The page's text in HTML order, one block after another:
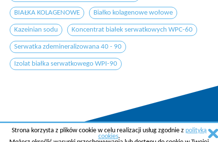
BIAŁKA KOLAGENOWE Białko kolagenowe wołowe
Kazeinian sodu Koncentrat białek serwatkowych WPC-60
Serwatka zdemineralizowana 40 - 90
Izolat białka serwatkowego WPI-90
Copyright © 2015 AGREMA Poland Sp. z o.o.
Strona korzysta z plików cookie w celu realizacji usług zgodnie z polityką
cookies.